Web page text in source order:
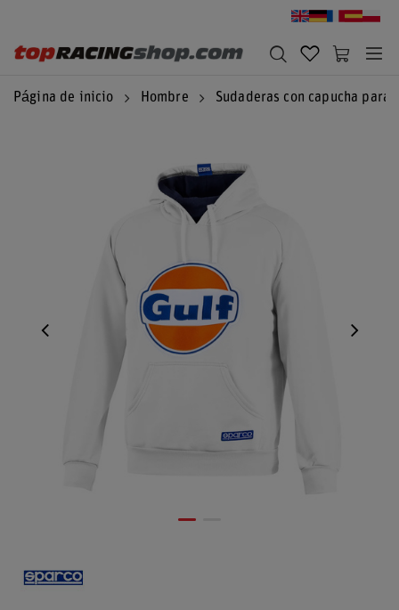
Página de inicio Hombre Sudaderas con capucha para